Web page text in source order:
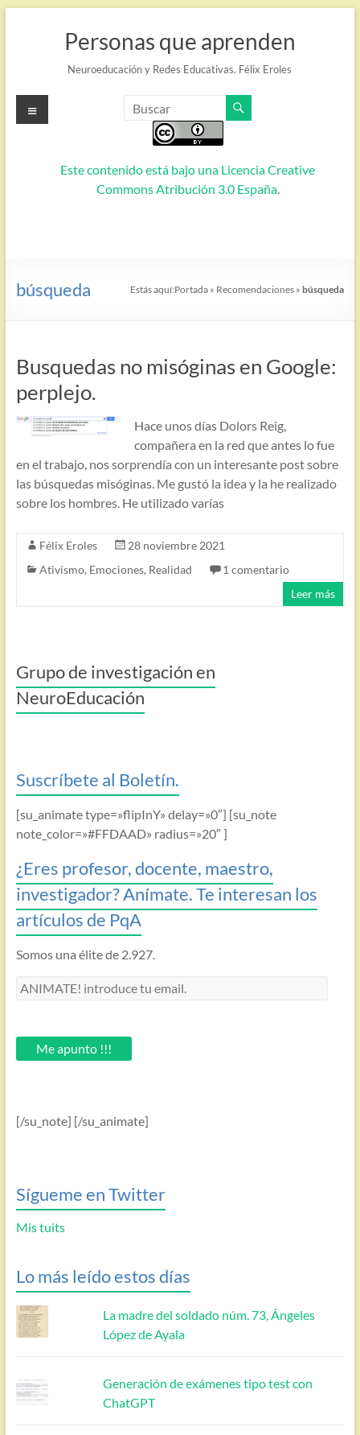
Personas que aprenden
Neuroeducación y Redes Educativas. Félix Eroles
Este contenido está bajo una Licencia Creative
Commons Atribución 3.0 España.
Menú
búsqueda Estás aquí:Portada » Recomendaciones »búsqueda
Busquedas no misóginas en Google:
perplejo.
Hace unos días Dolors Reig,
compañera en la red que antes lo fue
en el trabajo, nos sorprendía con un interesante post sobre
las búsquedas misóginas. Me gustó la idea y la he realizado
sobre los hombres. He utilizado varías
Félix Eroles
28 noviembre 2021
Ativismo, Emociones, Realidad
1 comentario
Leer más
Grupo de investigación en
NeuroEducación
Suscríbete al Boletín.
[su_animate type=»flipInY» delay=»0″] [su_note
note_color=»#FFDAAD» radius=»20″ ]
¿Eres profesor, docente, maestro,
investigador? Anímate. Te interesan los
artículos de PqA
Somos una élite de 2.927.
ANIMATE!
email.Me apunto !!!
[/su_note] [/su_animate]
Sígueme en Twitter
Mis tuits
Lo más leído estos días
La madre del soldado núm. 73, Ángeles
López de Ayala
Generación de exámenes tipo test con
ChatGPT